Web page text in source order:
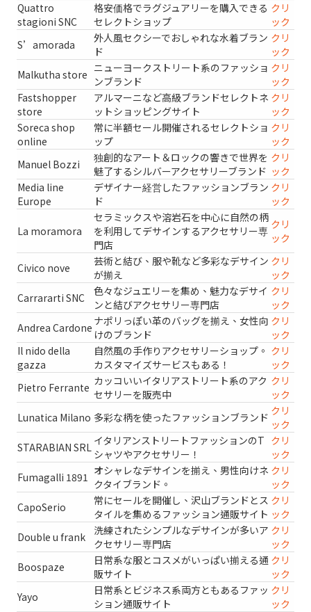
Quattro
stagioni SNC
格安価格でラグジュアリーを購入できる
セレクトショップ
クリ
ック
S’amorada
外人風セクシーでおしゃれな水着ブラン
ド
クリ
ック
Malkutha store ニューヨークストリート系のファッショ
ンブランド
クリ
ック
Fastshopper
store
アルマーニなど高級ブランドセレクトネ
ットショッピングサイト
クリ
ック
Soreca shop
online
常に半額セール開催されるセレクトショ
ップ
クリ
ック
Manuel Bozzi
独創的なアート＆ロックの響きで世界を
魅了するシルバーアクセサリーブランド
クリ
ック
Media line
Europe
デザイナー経営したファッションブラン
ド
クリ
ック
La moramora
セラミックスや溶岩石を中心に自然の柄
を利用してデサインするアクセサリー専
門店
クリ
ック
Civico nove
芸術と結び、服や靴など多彩なデサイン
が揃え
クリ
ック
Carrararti SNC
色々なジュエリーを集め、魅力なデサイ
ンと結びアクセサリー専門店
クリ
ック
Andrea Cardone ナポリっぽい革のバッグを揃え、女性向
けのブランド
クリ
ック
Il nido della
gazza
自然風の手作りアクセサリーショップ。
カスタマイズサービスもある！
クリ
ック
Pietro Ferrante カッコいいイタリアストリート系のアク
セサリーを販売中
クリ
ック
Lunatica Milano 多彩な柄を使ったファッションブランド クリ
ック
STARABIAN SRL イタリアンストリートファッションのT
シャツやアクセサリー！
クリ
ック
Fumagalli 1891 オシャレなデサインを揃え、男性向けネ
クタイブランド。
クリ
ック
CapoSerio
常にセールを開催し、沢山ブランドとス
タイルを集めるファッション通販サイト
クリ
ック
Double u frank
洗練されたシンプルなデサインが多いア
クセサリー専門店
クリ
ック
Boospaze
日常系な服とコスメがいっぱい揃える通
販サイト
クリ
ック
Yayo
日常系とビジネス系両方ともあるファッ
ション通販サイト
クリ
ック